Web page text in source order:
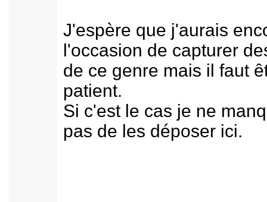
J'espère que j'aurais
l'occasion de capturer
de ce genre mais il faut
patient.
Si c'est le cas je ne
pas de les déposer ici.